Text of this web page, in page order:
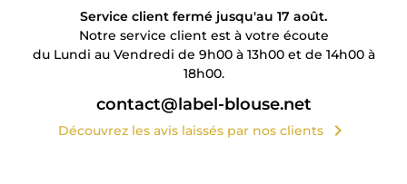
Service client fermé jusqu'au 17 août.
Notre service client est à votre écoute
du Lundi au Vendredi de 9h00 à 13h00 et de 14h00 à
18h00.
contact@label-blouse.net
Découvrez les avis laissés par nos clients chevron_right